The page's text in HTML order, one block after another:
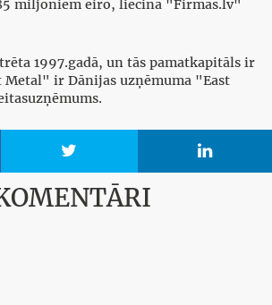
miljoniem eiro, liecina "Firmas.lv"
1997.gadā, un tās pamatkapitāls ir
Metal" ir Dānijas uzņēmuma "East
 